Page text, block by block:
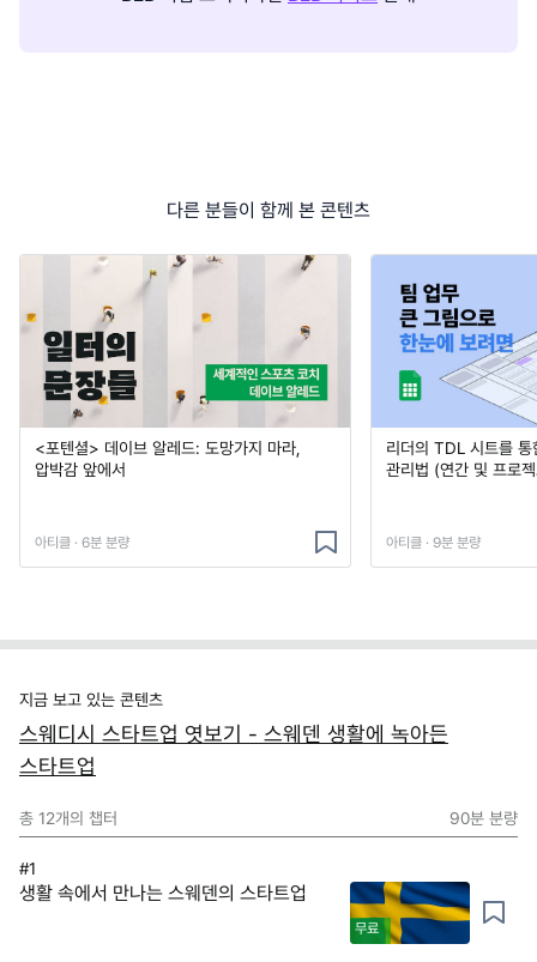
다른 분들이 함께 본 콘텐츠
<포텐셜> 데이브 알레드: 도망가지 마라,
압박감 앞에서
아티클 · 6분 분량
리더의 TDL 시트를
관리법 (연간 및 프로
아티클 · 9분 분량
지금 보고 있는 콘텐츠
스웨디시 스타트업 엿보기 - 스웨덴 생활에 녹아든
스타트업
총 12개의 챕터 90분 분량
#1
생활 속에서 만나는 스웨덴의 스타트업
무료